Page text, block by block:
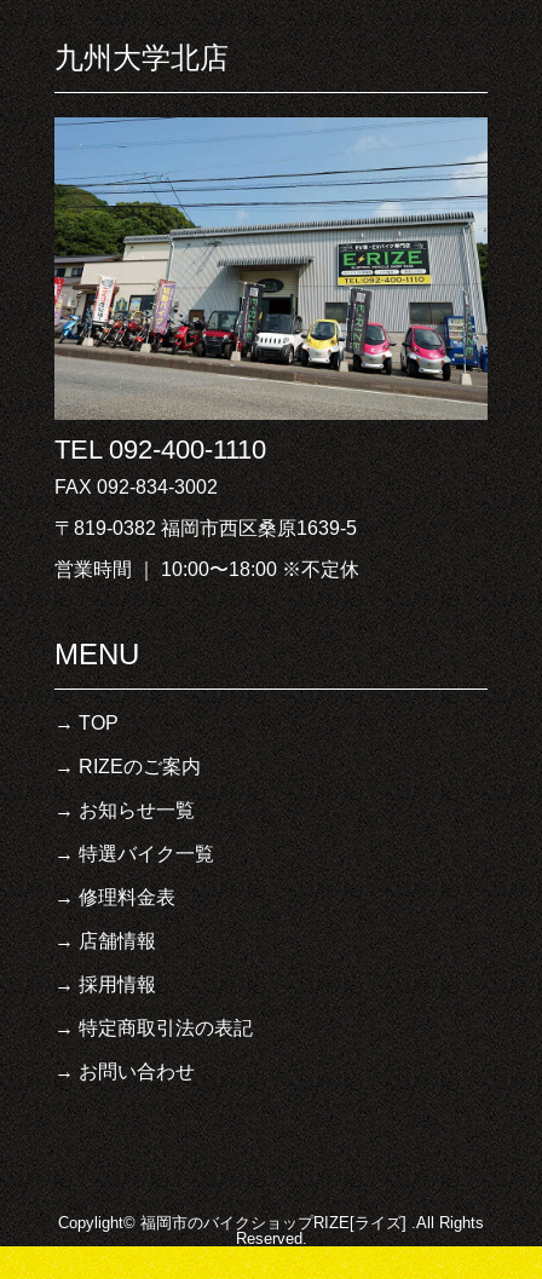
九州大学北店
TEL 092-400-1110
FAX 092-834-3002
〒819-0382 福岡市西区桑原1639-5
営業時間 ｜ 10:00〜18:00 ※不定休
MENU
TOP
RIZEのご案内
お知らせ一覧
特選バイク一覧
修理料金表
店舗情報
採用情報
特定商取引法の表記
お問い合わせ
Copylight© 福岡市のバイクショップRIZE[ライズ] .All Rights
Reserved.